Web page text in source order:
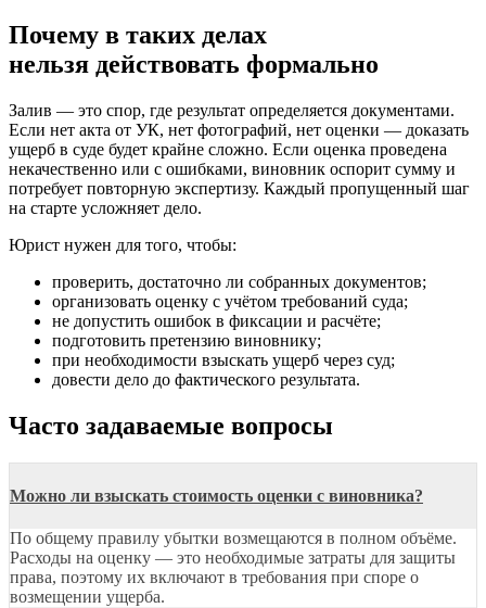
Почему в таких делах
нельзя действовать формально
Залив — это спор, где результат определяется документами.
Если нет акта от УК, нет фотографий, нет оценки — доказать
ущерб в суде будет крайне сложно. Если оценка проведена
некачественно или с ошибками, виновник оспорит сумму и
потребует повторную экспертизу. Каждый пропущенный шаг
на старте усложняет дело.
Юрист нужен для того, чтобы:
проверить, достаточно ли собранных документов;
организовать оценку с учётом требований суда;
не допустить ошибок в фиксации и расчёте;
подготовить претензию виновнику;
при необходимости взыскать ущерб через суд;
довести дело до фактического результата.
Часто задаваемые вопросы
Можно ли взыскать стоимость оценки с виновника?
По общему правилу убытки возмещаются в полном объёме.
Расходы на оценку — это необходимые затраты для защиты
права, поэтому их включают в требования при споре о
возмещении ущерба.